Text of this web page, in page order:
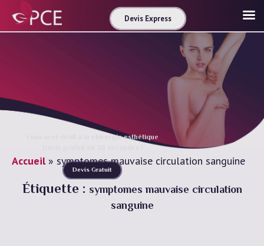
Vous avez droit à la chirurgie esthétique
Devis Gratuit
Accueil» symptomes mauvaise circulation sanguine
Étiquette : symptomes mauvaise circulation
sanguine
Devis Express